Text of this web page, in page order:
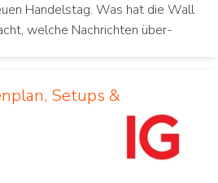
Handelstag. Was hat die Wall
welche Nachrichten über-
Setups &